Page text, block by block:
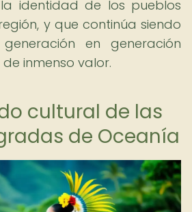
identidad de los pueblos
y que continúa siendo
en generación
inmenso valor.
cultural de las
de Oceanía